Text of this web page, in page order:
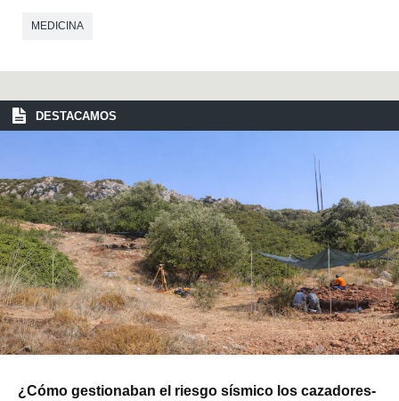
MEDICINA
DESTACAMOS
¿Cómo gestionaban el riesgo sísmico los cazadores-